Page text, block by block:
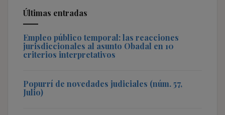
Últimas entradas
Empleo público temporal: las reacciones
jurisdiccionales al asunto Obadal en 10
criterios interpretativos
Popurrí de novedades judiciales (núm. 57,
Julio)